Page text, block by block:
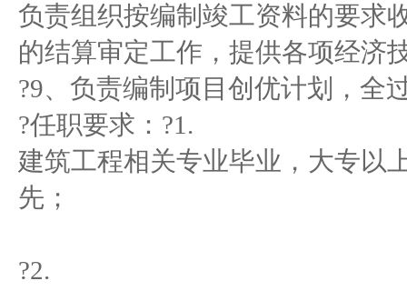
负责组织按编制竣工资料的要求
的结算审定工作，提供各项经济
?9、负责编制项目创优计划，全
?任职要求：?1.
建筑工程相关专业毕业，大专以
先；
?2.